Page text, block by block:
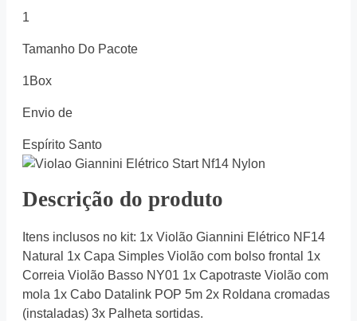
1
Tamanho Do Pacote
1Box
Envio de
Espírito Santo
Descrição do produto
Itens inclusos no kit: 1x Violão Giannini Elétrico NF14
Natural 1x Capa Simples Violão com bolso frontal 1x
Correia Violão Basso NY01 1x Capotraste Violão com
mola 1x Cabo Datalink POP 5m 2x Roldana cromadas
(instaladas) 3x Palheta sortidas.